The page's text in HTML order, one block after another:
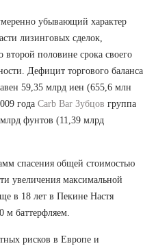
убывающий характер
лизинговых сделок,
половине срока своего
Дефицит торгового баланса
59,35 млрд иен (655,6 млн
года Carb Bar Зубцов группа
фунтов (11,39 млрд
спасения общей стоимостью
увеличения максимальной
в 18 лет в Пекине Настя
м баттерфляем.
рисков в Европе и